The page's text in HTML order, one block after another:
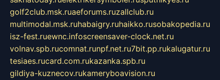
golf2club.msk.ruaeforums.ruzallclub.ru
multimodal.msk.ruhabaigry.ruhaikko.rusobakopedia.ru
isz-fest.ruewnc.infoscreensaver-clock.net.ru
volnav.spb.rucomnat.runpf.net.ru7bit.pp.rukalugatur.ru
tesiaes.rucard.com.rukazanka.spb.ru
gildiya-kuznecov.rukameryboavision.ru